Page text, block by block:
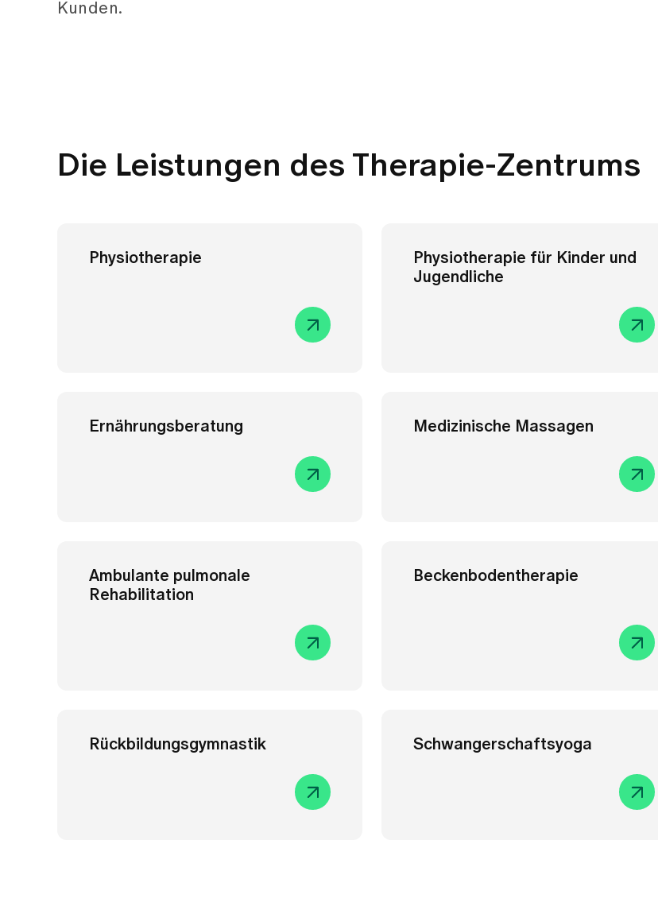
Kunden.
Die Leistungen des Therapie-Zentrums
Physiotherapie
Physiotherapie für Kinder und
Jugendliche
Ernährungsberatung Medizinische Massagen
Ambulante pulmonale
Rehabilitation
Beckenbodentherapie
Rückbildungsgymnastik Schwangerschaftsyoga